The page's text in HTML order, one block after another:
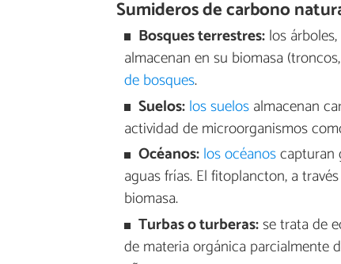
Sumideros de carbono
Bosques terrestres:los
almacenan en su biomasa
de bosques.
Suelos: los suelosalmacenan
actividad de microorganismos
Océanos: los océanoscapturan
aguas frías. El fitoplancton, a
biomasa.
Turbas o turberas:se trata de
de materia orgánica parcialmente